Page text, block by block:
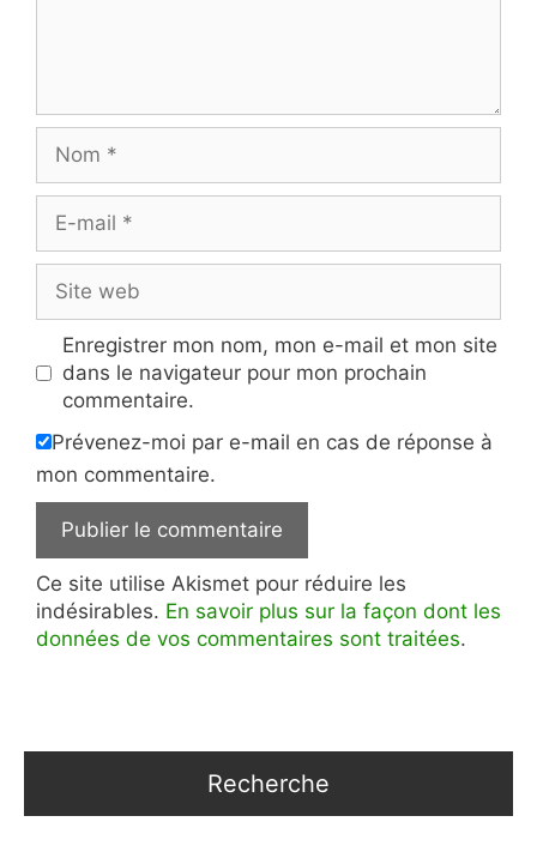
mail
web
Enregistrer mon nom, mon e-mail et mon site
dans le navigateur pour mon prochain
commentaire.
Prévenez-moi par e-mail en cas de réponse à
mon commentaire.
Ce site utilise Akismet pour réduire les
indésirables. En savoir plus sur la façon dont les
données de vos commentaires sont traitées.
Recherche